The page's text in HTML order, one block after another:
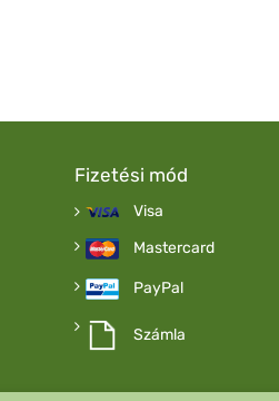
Fizetési mód
Visa
Mastercard
PayPal
Számla